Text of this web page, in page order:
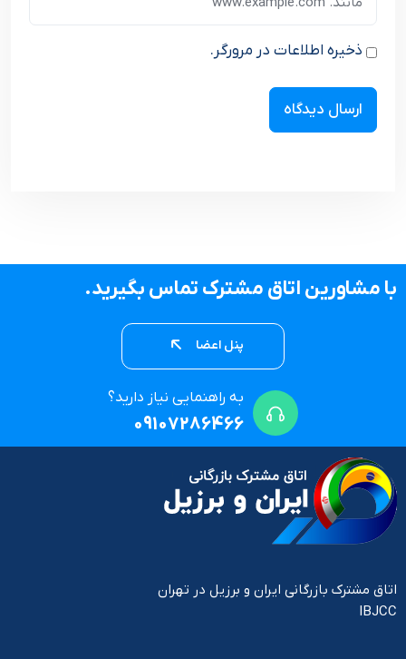
ذخیره اطلاعات در مرورگر.
با مشاورین اتاق مشترک تماس بگیرید.
پنل اعضا
به راهنمایی نیاز دارید؟
09107286466
اتاق مشترک بازرگانی ایران و برزیل در تهران
IBJCC